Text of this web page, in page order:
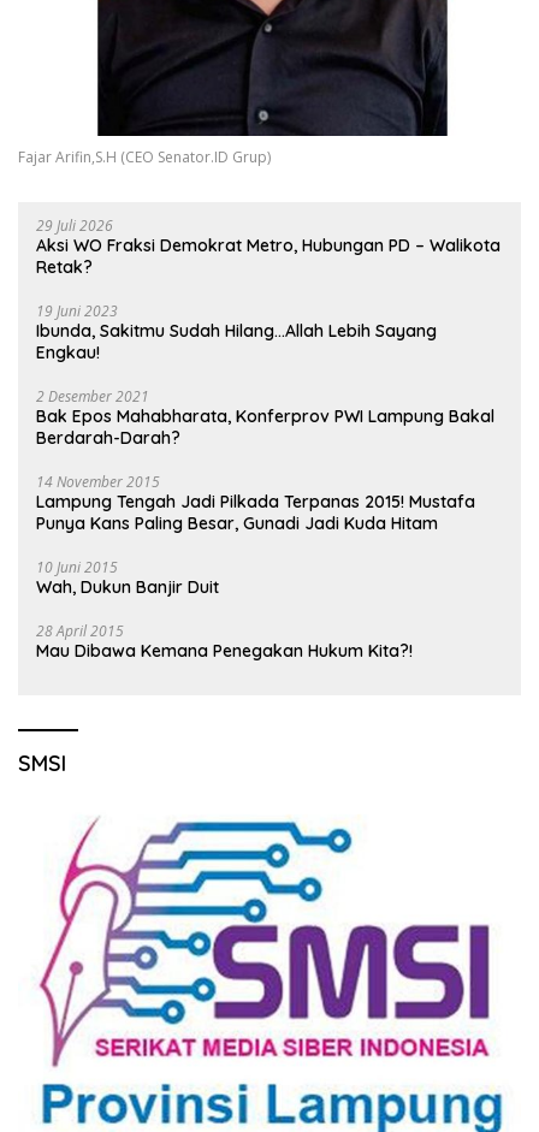
Fajar Arifin,S.H (CEO Senator.ID Grup)
29 Juli 2026
Aksi WO Fraksi Demokrat Metro, Hubungan PD – Walikota
Retak?
19 Juni 2023
Ibunda, Sakitmu Sudah Hilang…Allah Lebih Sayang
Engkau!
2 Desember 2021
Bak Epos Mahabharata, Konferprov PWI Lampung Bakal
Berdarah-Darah?
14 November 2015
Lampung Tengah Jadi Pilkada Terpanas 2015! Mustafa
Punya Kans Paling Besar, Gunadi Jadi Kuda Hitam
10 Juni 2015
Wah, Dukun Banjir Duit
28 April 2015
Mau Dibawa Kemana Penegakan Hukum Kita?!
SMSI